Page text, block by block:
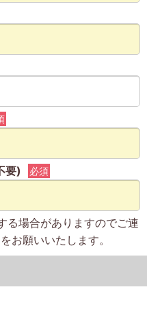
要) 必須
る場合がありますのでご連
お願いいたします。